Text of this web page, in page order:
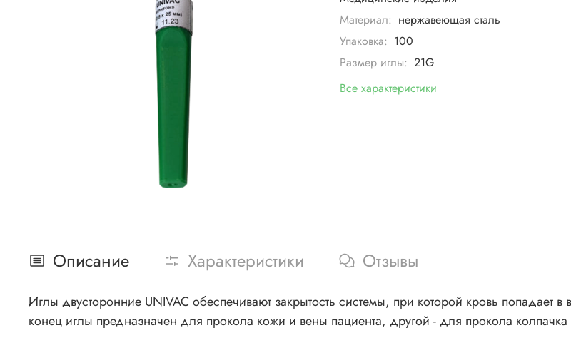
Материал: нержавеющая сталь
Упаковка: 100
Размер иглы: 21G
Все характеристики
Описание Характеристики Отзывы
Иглы двусторонние UNIVAC обеспечивают закрытость системы, при которой кровь попадает
конец иглы предназначен для прокола кожи и вены пациента, другой - для прокола